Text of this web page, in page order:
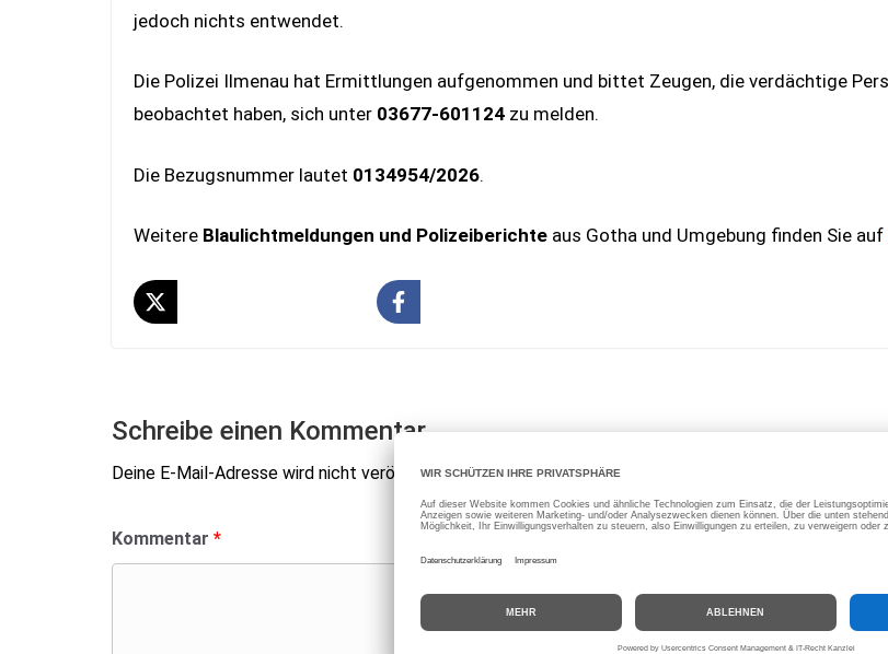
jedoch nichts entwendet.
Die Polizei Ilmenau hat Ermittlungen aufgenommen und bittet Zeugen, die verdächtige
beobachtet haben, sich unter 03677-601124 zu melden.
Die Bezugsnummer lautet 0134954/2026.
Weitere Blaulichtmeldungen und Polizeiberichte aus Gotha und Umgebung finden Sie auf
Schreibe einen Kommentar
Deine E-Mail-Adresse wird nicht veröffentlicht. Erforderliche Felder sind mit
Kommentar *